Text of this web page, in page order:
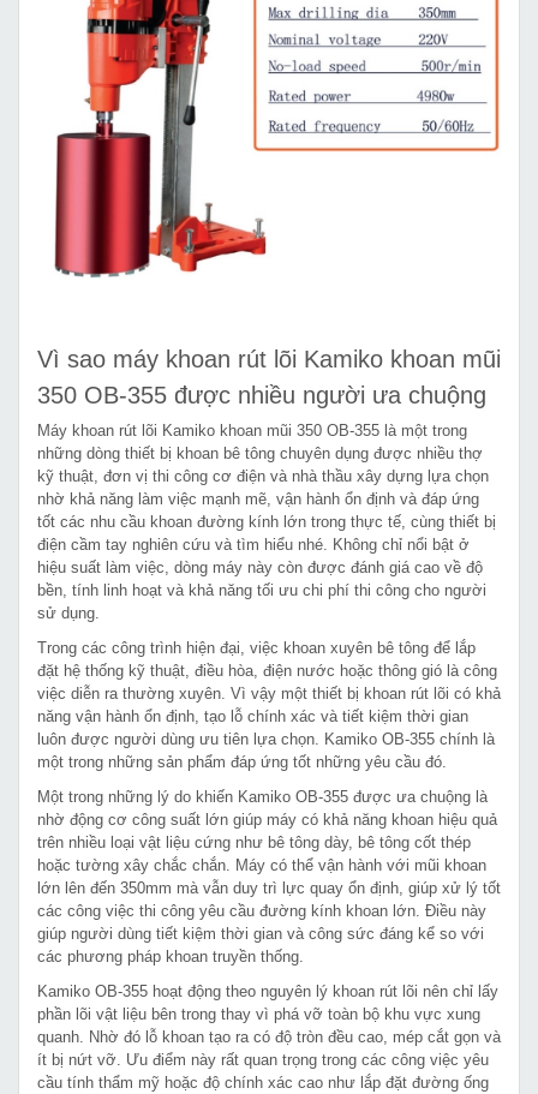
Vì sao máy khoan rút lõi Kamiko khoan mũi
350 OB-355 được nhiều người ưa chuộng
Máy khoan rút lõi Kamiko khoan mũi 350 OB-355 là một trong
những dòng thiết bị khoan bê tông chuyên dụng được nhiều thợ
kỹ thuật, đơn vị thi công cơ điện và nhà thầu xây dựng lựa chọn
nhờ khả năng làm việc mạnh mẽ, vận hành ổn định và đáp ứng
tốt các nhu cầu khoan đường kính lớn trong thực tế, cùng thiết bị
điện cầm tay nghiên cứu và tìm hiểu nhé. Không chỉ nổi bật ở
hiệu suất làm việc, dòng máy này còn được đánh giá cao về độ
bền, tính linh hoạt và khả năng tối ưu chi phí thi công cho người
sử dụng.
Trong các công trình hiện đại, việc khoan xuyên bê tông để lắp
đặt hệ thống kỹ thuật, điều hòa, điện nước hoặc thông gió là công
việc diễn ra thường xuyên. Vì vậy một thiết bị khoan rút lõi có khả
năng vận hành ổn định, tạo lỗ chính xác và tiết kiệm thời gian
luôn được người dùng ưu tiên lựa chọn. Kamiko OB-355 chính là
một trong những sản phẩm đáp ứng tốt những yêu cầu đó.
Một trong những lý do khiến Kamiko OB-355 được ưa chuộng là
nhờ động cơ công suất lớn giúp máy có khả năng khoan hiệu quả
trên nhiều loại vật liệu cứng như bê tông dày, bê tông cốt thép
hoặc tường xây chắc chắn. Máy có thể vận hành với mũi khoan
lớn lên đến 350mm mà vẫn duy trì lực quay ổn định, giúp xử lý tốt
các công việc thi công yêu cầu đường kính khoan lớn. Điều này
giúp người dùng tiết kiệm thời gian và công sức đáng kể so với
các phương pháp khoan truyền thống.
Kamiko OB-355 hoạt động theo nguyên lý khoan rút lõi nên chỉ lấy
phần lõi vật liệu bên trong thay vì phá vỡ toàn bộ khu vực xung
quanh. Nhờ đó lỗ khoan tạo ra có độ tròn đều cao, mép cắt gọn và
ít bị nứt vỡ. Ưu điểm này rất quan trọng trong các công việc yêu
cầu tính thẩm mỹ hoặc độ chính xác cao như lắp đặt đường ống